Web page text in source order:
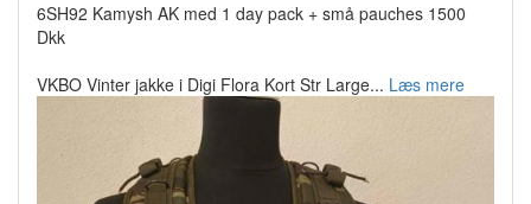
6SH92 Kamysh AK med 1 day pack + små pauches 1500
Dkk
VKBO Vinter jakke i Digi Flora Kort Str Large... Læs mere